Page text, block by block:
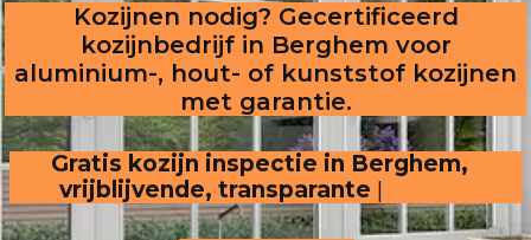
Kozijnen nodig? Gecertificeerd
kozijnbedrijf in Berghem voor
aluminium-, hout- of kunststof kozijnen
met garantie.
Gratis kozijn inspectie in Berghem,
vrijblijvende, transparante offerte